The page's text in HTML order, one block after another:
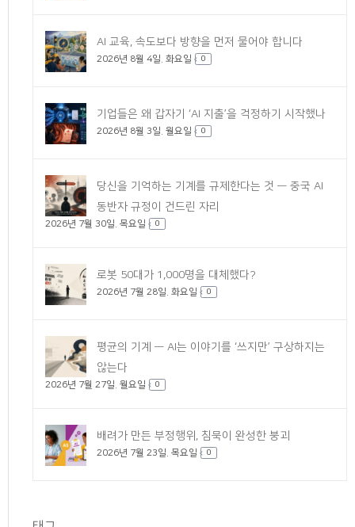
AI 교육, 속도보다 방향을 먼저 물어야 합니다
2026년 8월 4일. 화요일 0
기업들은 왜 갑자기 ‘AI 지출’을 걱정하기 시작했나
2026년 8월 3일. 월요일 0
당신을 기억하는 기계를 규제한다는 것 — 중국 AI
동반자 규정이 건드린 자리
2026년 7월 30일. 목요일 0
로봇 50대가 1,000명을 대체했다?
2026년 7월 28일. 화요일 0
평균의 기계 — AI는 이야기를 ‘쓰지만’ 구상하지는
않는다
2026년 7월 27일. 월요일 0
배려가 만든 부정행위, 침묵이 완성한 붕괴
2026년 7월 23일. 목요일 0